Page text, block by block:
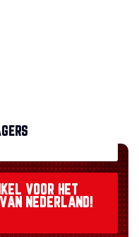
VOOR HET
NEDERLAND!